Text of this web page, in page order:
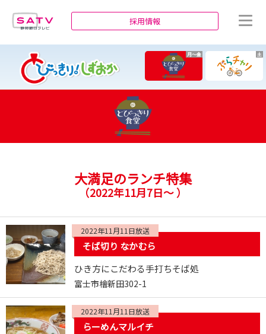
採用情報
月～金 土
大満足のランチ特集
（2022年11月7日～）
2022年11月11日放送
そば切り なかむら
ひき方にこだわる手打ちそば処
富士市檜新田302-1
2022年11月11日放送
らーめんマルイチ